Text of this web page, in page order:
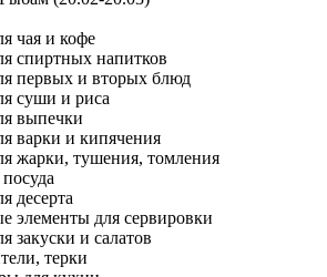
чая и кофе
спиртных напитков
первых и вторых блюд
суши и риса
выпечки
варки и кипячения
жарки, тушения, томления
десерта
элементы для сервировки
закуски и салатов
терки